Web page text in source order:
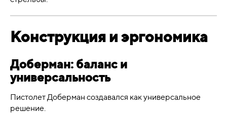
Конструкция и эргономика
Доберман: баланс и
универсальность
Пистолет Доберман создавался как универсальное
решение.